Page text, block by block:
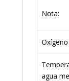
Nota:
agua